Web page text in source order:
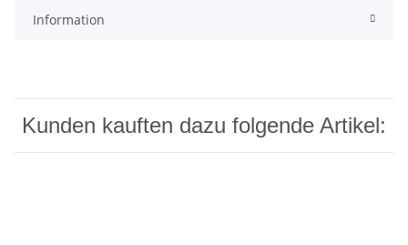
Information
Kunden kauften dazu folgende Artikel: